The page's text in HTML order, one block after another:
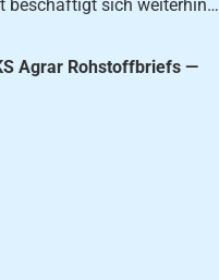
beschäftigt sich weiterhin…
Agrar Rohstoffbriefs —